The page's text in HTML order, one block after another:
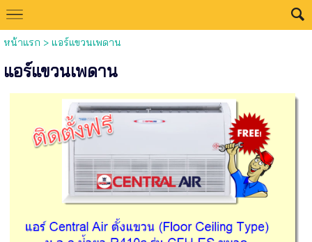
หน้าแรก > แอร์แขวนเพดาน
แอร์แขวนเพดาน